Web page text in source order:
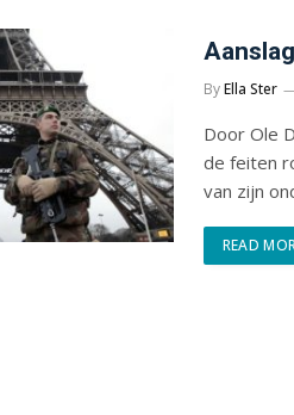
By Ella Ster
Door Ole
de feiten
van zijn
READ